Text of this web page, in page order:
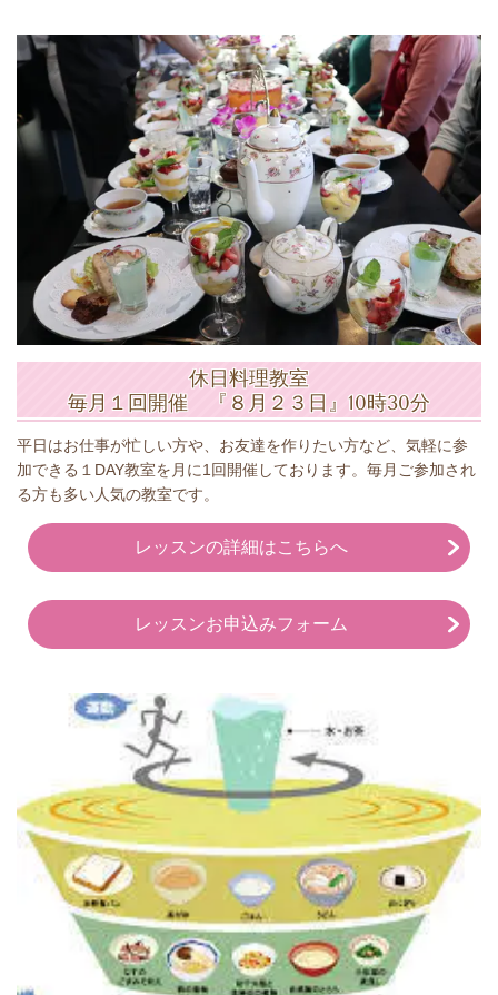
休日料理教室
毎月１回開催 『８月２３日』10時30分
平日はお仕事が忙しい方や、お友達を作りたい方など、気軽に参
加できる１DAY教室を月に1回開催しております。毎月ご参加され
る方も多い人気の教室です。
レッスンの詳細はこちらへ
レッスンお申込みフォーム